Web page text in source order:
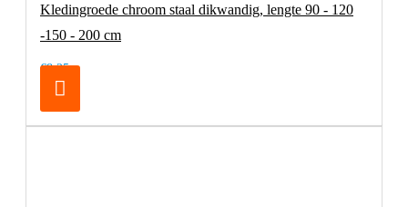
Kledingroede chroom staal dikwandig, lengte 90 - 120
-150 - 200 cm
€8,25